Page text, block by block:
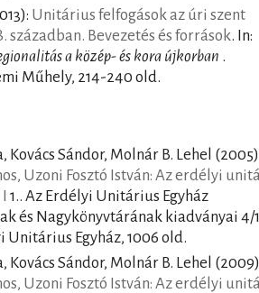
Unitárius felfogások az úri szent
században. Bevezetés és források. In:
a közép- és kora újkorban .
Műhely, 214-240 old.
Sándor, Molnár B. Lehel
Uzoni Fosztó István: Az erdélyi
1.. Az Erdélyi Unitárius Egyház
és Nagykönyvtárának kiadványai 4/
Unitárius Egyház, 1006 old.
Sándor, Molnár B. Lehel
Uzoni Fosztó István: Az erdélyi